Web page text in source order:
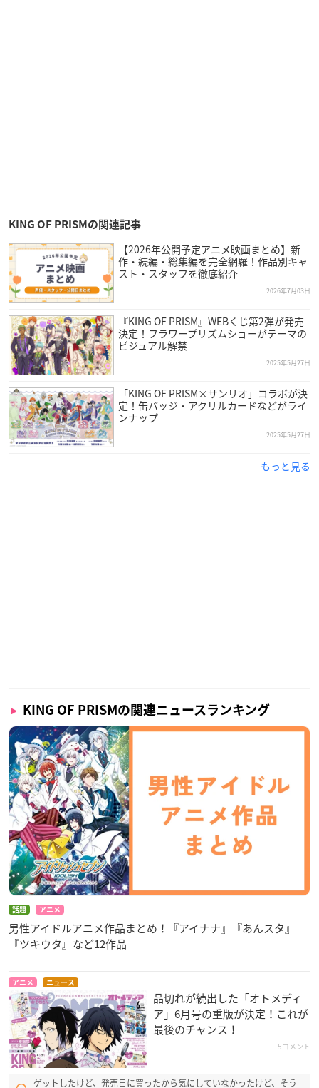
KING OF PRISMの関連記事
【2026年公開予定アニメ映画まとめ】新
作・続編・総集編を完全網羅！作品別キャ
スト・スタッフを徹底紹介
2026年7月03日
『KING OF PRISM』WEBくじ第2弾が発売
決定！フラワープリズムショーがテーマの
ビジュアル解禁
2025年5月27日
「KING OF PRISM×サンリオ」コラボが決
定！缶バッジ・アクリルカードなどがライ
ンナップ
2025年5月27日
もっと見る
KING OF PRISMの関連ニュースランキング
話題 アニメ
男性アイドルアニメ作品まとめ！『アイナナ』『あんスタ』
『ツキウタ』など12作品
アニメ ニュース
品切れが続出した「オトメディ
ア」6月号の重版が決定！これが
最後のチャンス！
5コメント
ゲットしたけど、発売日に買ったから気にしていなかったけど、そう